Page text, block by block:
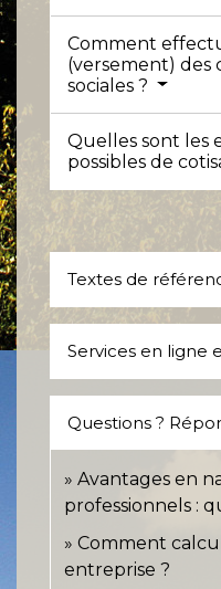
Comment
(versement) des
sociales ?
Quelles sont les
possibles de
Textes de
Services en ligne
Questions ?
Avantages en
professionnels :
Comment
entreprise ?